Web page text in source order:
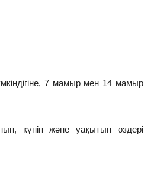
7 мамыр мен 14 мамыр
күнін және уақытын өздері